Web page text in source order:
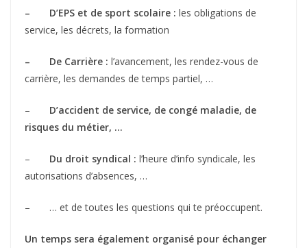
– D’EPS et de sport scolaire : les obligations de
service, les décrets, la formation
– De Carrière : l’avancement, les rendez-vous de
carrière, les demandes de temps partiel, …
– D’accident de service, de congé maladie, de
risques du métier, …
– Du droit syndical : l’heure d’info syndicale, les
autorisations d’absences, …
– … et de toutes les questions qui te préoccupent.
Un temps sera également organisé pour échanger